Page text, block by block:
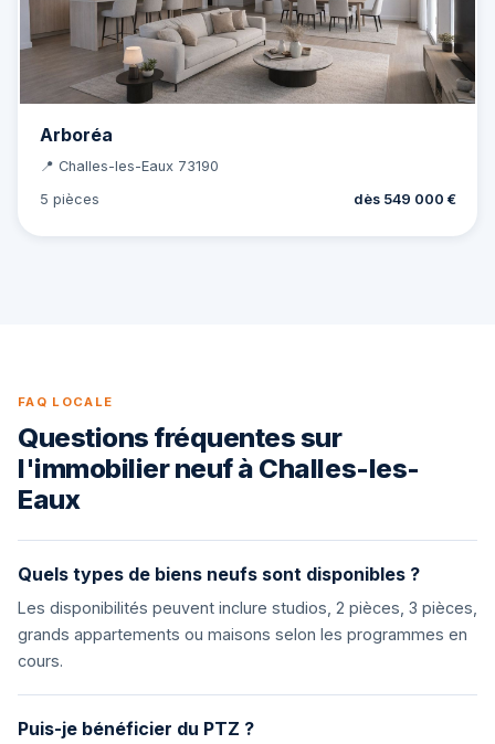
Arboréa
📍 Challes-les-Eaux 73190
5 pièces
dès 549 000 €
FAQ LOCALE
Questions fréquentes sur
l'immobilier neuf à Challes-les-
Eaux
Quels types de biens neufs sont disponibles ?
Les disponibilités peuvent inclure studios, 2 pièces, 3 pièces,
grands appartements ou maisons selon les programmes en
cours.
Puis-je bénéficier du PTZ ?